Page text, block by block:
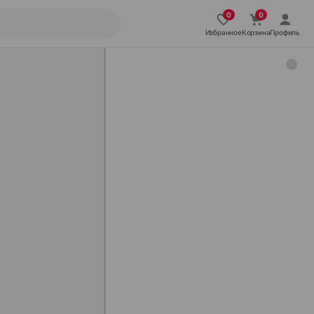
ИзбранноеКорзинаПрофиль